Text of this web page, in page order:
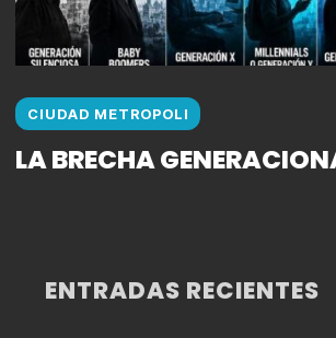
CIUDAD METROPOLI
LA BRECHA
ENTRADAS RECIENTES